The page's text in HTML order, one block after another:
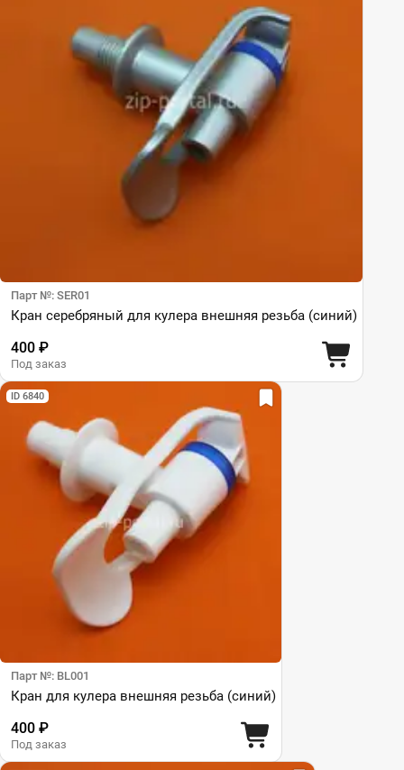
Парт №: SER01
Кран серебряный для кулера внешняя резьба (синий)
400 ₽
Под заказ
ID 6840
Парт №: BL001
Кран для кулера внешняя резьба (синий)
400 ₽
Под заказ